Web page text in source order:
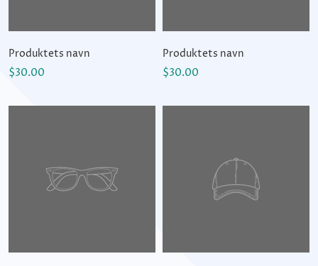
Produktets navn
$30.00
Produktets navn
$30.00